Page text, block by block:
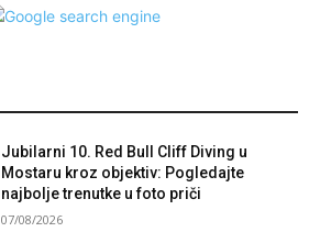
Jubilarni 10. Red Bull Cliff Diving u
Mostaru kroz objektiv: Pogledajte
najbolje trenutke u foto priči
07/08/2026